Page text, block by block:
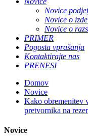
Novice
Novice o
Novice o
PRIMER
Pogosta vprašanja
Kontaktirajte nas
PRENESI
Domov
Novice
Kako obremenitev
pretvornika na
Novice